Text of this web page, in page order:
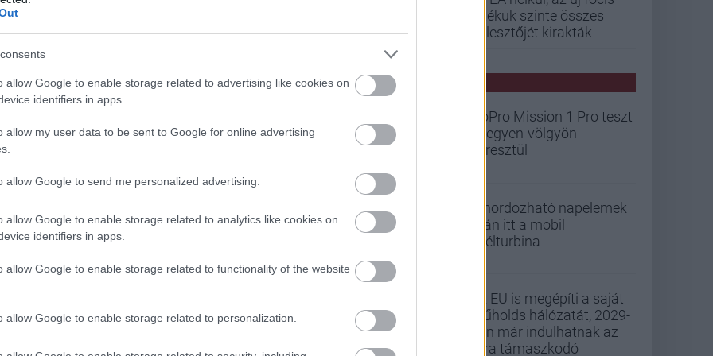
allow Google to enable storage related to advertising like cookies on
identifiers in apps.
allow my user data to be sent to Google for online advertising
allow Google to send me personalized advertising.
allow Google to enable storage related to analytics like cookies on
identifiers in apps.
allow Google to enable storage related to functionality of the website
allow Google to enable storage related to personalization.
az Edge magazin szerint
de általánosságban véve igazságos Edge
a saját szájíze szerint.
még több akció kell?
PC-s verziója 6990 forintért, az XCOM Enemy
a Max Payne 3 már 3990 forinttól és a
játékuk szinte összes
fejlesztőjét kirakták
PCW HÍREK
GoPro Mission 1 Pro teszt
- hegyen-völgyön
keresztül
A hordozható napelemek
után itt a mobil
szélturbina
Az EU is megépíti a saját
műholds hálózatát, 2029-
ben már indulhatnak az
arra támaszkodó